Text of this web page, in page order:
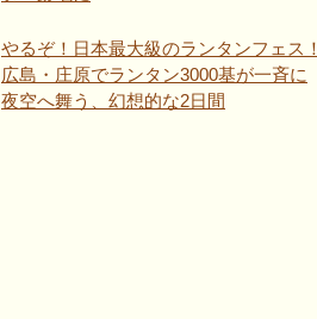
やるぞ！日本最大級のランタンフェス！
広島・庄原でランタン3000基が一斉に
夜空へ舞う、幻想的な2日間